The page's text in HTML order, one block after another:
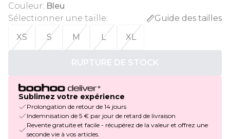
Couleur: Bleu
Sélectionner une taille:
Guide des tailles
XS
S M L XL
RUPTURE DE STOCK
Sublimez votre expérience
Prolongation de retour de 14 jours
Indemnisation de 5 € par jour de retard de livraison
Revente gratuite et facile - récupérez de la valeur et offrez une
seconde vie à vos articles.